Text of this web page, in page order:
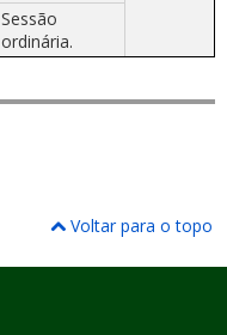
Sessão
ordinária.
Voltar para o topo